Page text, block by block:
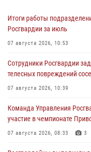
Итоги работы
Росгвардии за июль
07 августа 2026, 10:53
Сотрудники Росгвардии
телесных повреждений
07 августа 2026, 10:39
Команда Управления
участие в чемпионате
07 августа 2026, 08:33 3